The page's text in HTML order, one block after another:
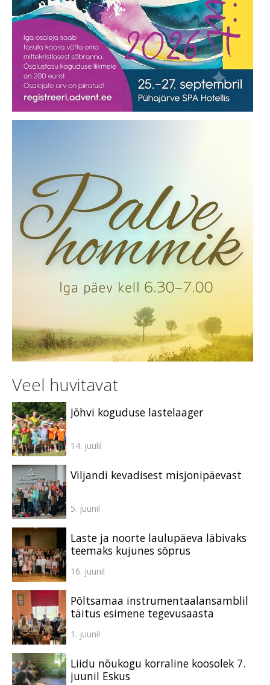
Veel huvitavat
Jõhvi koguduse lastelaager
14. juulil
Viljandi kevadisest misjonipäevast
5. juunil
Laste ja noorte laulupäeva läbivaks
teemaks kujunes sõprus
16. juunil
Põltsamaa instrumentaalansamblil
täitus esimene tegevusaasta
1. juunil
Liidu nõukogu korraline koosolek 7.
juunil Eskus